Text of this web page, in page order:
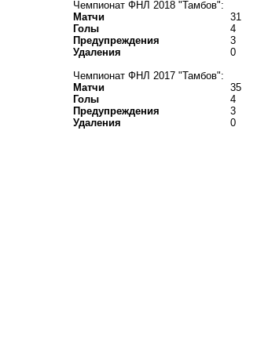
Чемпионат ФНЛ 2018 "Тамбов":
Матчи
31
Голы
4
Предупреждения
3
Удаления
0
Чемпионат ФНЛ 2017 "Тамбов":
Матчи
35
Голы
4
Предупреждения
3
Удаления
0